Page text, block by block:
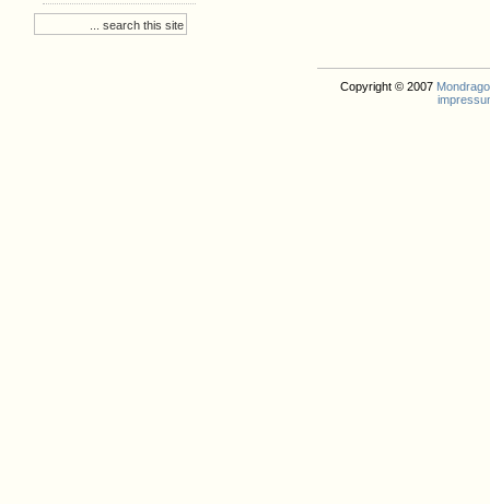
Copyright © 2007